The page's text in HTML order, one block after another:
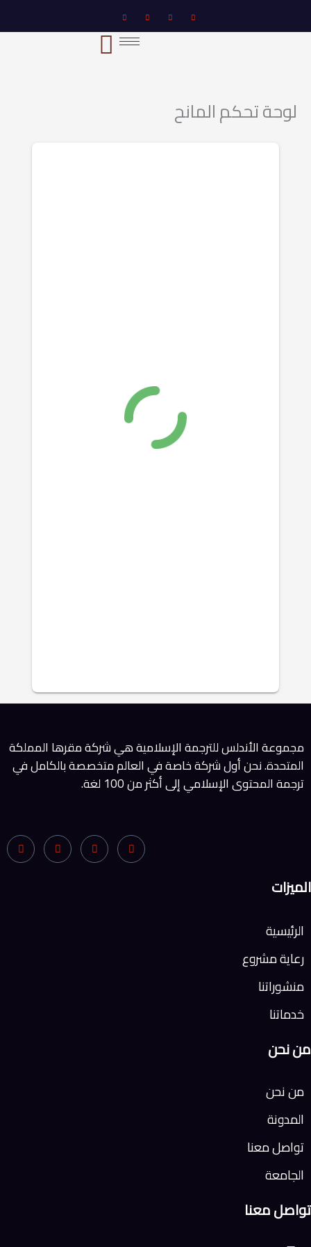
لوحة تحكم المانح
مجموعة الأندلس للترجمة الإسلامية هي شركة مقرها المملكة
المتحدة. نحن أول شركة خاصة في العالم متخصصة بالكامل في
ترجمة المحتوى الإسلامي إلى أكثر من 100 لغة.
الميزات
الرئيسية
رعاية مشروع
منشوراتنا
خدماتنا
من نحن
من نحن
المدونة
تواصل معنا
الجامعة
تواصل معنا